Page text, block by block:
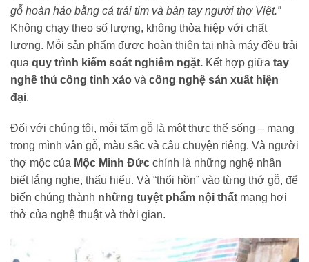
gỗ hoàn hảo bằng cả trái tim và bàn tay người thợ Việt.”
Không chạy theo số lượng, không thỏa hiệp với chất
lượng. Mỗi sản phẩm được hoàn thiện tại nhà máy đều trải
qua quy trình kiểm soát nghiêm ngặt. Kết hợp giữa tay
nghề thủ công tinh xảo và công nghệ sản xuất hiện
đại.
Đối với chúng tôi, mỗi tấm gỗ là một thực thể sống – mang
trong mình vân gỗ, màu sắc và câu chuyện riêng. Và người
thợ mộc của Mộc Minh Đức chính là những nghệ nhân
biết lắng nghe, thấu hiểu. Và “thổi hồn” vào từng thớ gỗ, để
biến chúng thành những tuyệt phẩm nội thất mang hơi
thở của nghệ thuật và thời gian.